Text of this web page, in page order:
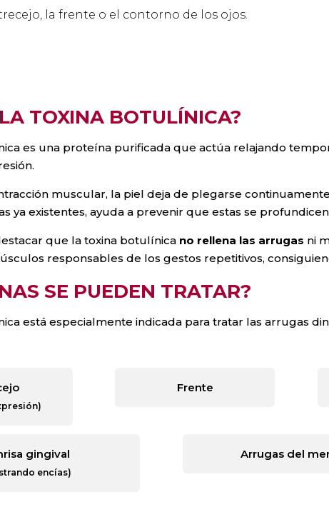
la frente o el contorno de los ojos.
TOXINA BOTULÍNICA?
es una proteína purificada que actúa relajando
muscular, la piel deja de plegarse
ya existentes, ayuda a prevenir que estas se
que la toxina botulínica no rellena las arrugas ni
responsables de los gestos repetitivos,
SE PUEDEN TRATAR?
está especialmente indicada para tratar las arrugas
Frente
gingival
encías)
Arrugas del